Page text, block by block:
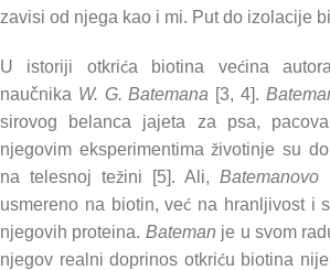
zavisi od njega kao i mi. Put do izolacije
U istoriji otkrića biotina većina
naučnika W. G. Batemana [3, 4].
sirovog belanca jajeta za psa,
njegovim eksperimentima životinje su
na telesnoj težini [5]. Ali, Batemanovo
usmereno na biotin, već na hranljivost i
njegovih proteina. Bateman je u svom
njegov realni doprinos otkriću biotina